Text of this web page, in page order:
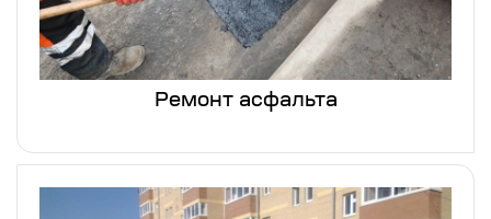
Ремонт асфальта